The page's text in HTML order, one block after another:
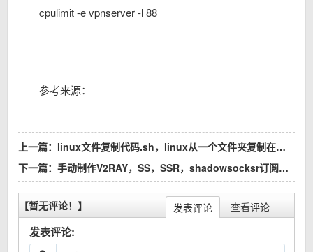
cpulimit -e vpnserver -l 88
参考来源：
上一篇： linux文件复制代码.sh，linux从一个文件夹复制在另外一个文件夹内.sh，复制文件，复制代码，复制命令
下一篇： 手动制作V2RAY，SS，SSR，shadowsocksr订阅教程，订阅地址制作，制作自己ss/ssr订阅地址，快速制作订阅地址（自己动手创建订阅地址教程），制作自己ss/ssr订阅地址（第一种）
发表评论 查看评论
【暂无评论！】
发表评论: